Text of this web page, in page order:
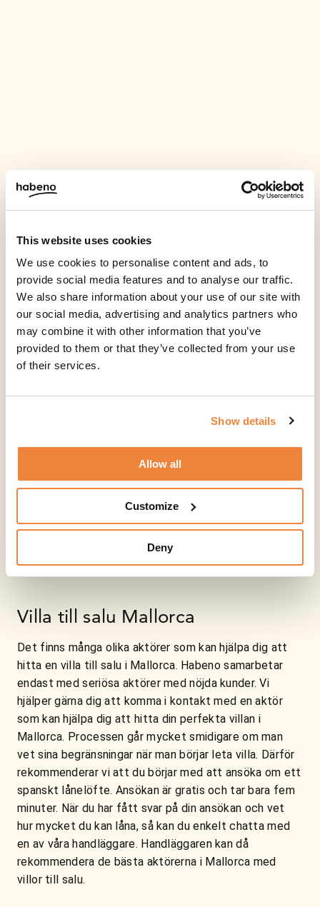
This website uses cookies
We use cookies to personalise content and ads, to
provide social media features and to analyse our traffic.
We also share information about your use of our site with
our social media, advertising and analytics partners who
may combine it with other information that you’ve
provided to them or that they’ve collected from your use
of their services.
Show details
Allow all
Customize
Deny
Villa till salu Mallorca
Det finns många olika aktörer som kan hjälpa dig att
hitta en villa till salu i Mallorca. Habeno samarbetar
endast med seriösa aktörer med nöjda kunder. Vi
hjälper gärna dig att komma i kontakt med en aktör
som kan hjälpa dig att hitta din perfekta villan i
Mallorca. Processen går mycket smidigare om man
vet sina begränsningar när man börjar leta villa. Därför
rekommenderar vi att du börjar med att ansöka om ett
spanskt lånelöfte. Ansökan är gratis och tar bara fem
minuter. När du har fått svar på din ansökan och vet
hur mycket du kan låna, så kan du enkelt chatta med
en av våra handläggare. Handläggaren kan då
rekommendera de bästa aktörerna i Mallorca med
villor till salu.